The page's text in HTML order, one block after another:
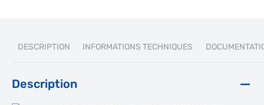
DESCRIPTION INFORMATIONS TECHNIQUES
Description